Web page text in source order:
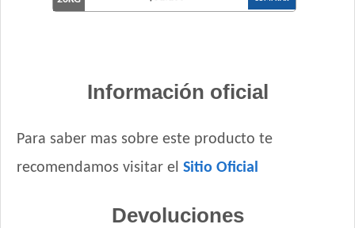
Información oficial
Para saber mas sobre este producto te
recomendamos visitar el Sitio Oficial
Devoluciones